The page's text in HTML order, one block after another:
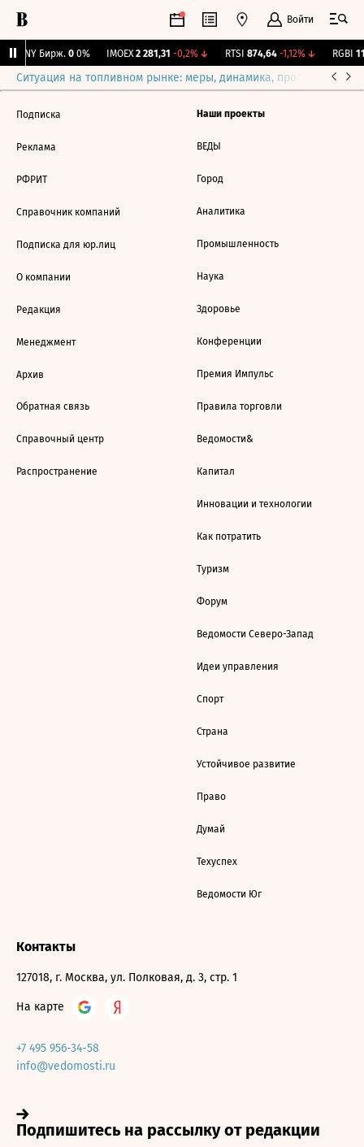
Войти
CNY Бирж. 0 0% IMOEX 2 281,31 -0,2%↓ RTSI 874,64 -1,12%↓ RGBI
Ситуация на топливном рынке: меры, динамика, прогнозы
Подписка
Реклама
РФРИТ
Справочник компаний
Подписка для юр.лиц
О компании
Редакция
Менеджмент
Архив
Обратная связь
Справочный центр
Распространение
Наши проекты
ВЕДЫ
Город
Аналитика
Промышленность
Наука
Здоровье
Конференции
Премия Импульс
Правила торговли
Ведомости&
Капитал
Инновации и технологии
Как потратить
Туризм
Форум
Ведомости Северо-Запад
Идеи управления
Спорт
Страна
Устойчивое развитие
Право
Думай
Техуспех
Ведомости Юг
Контакты
127018, г. Москва, ул. Полковая, д. 3, стр. 1
На карте
+7 495 956-34-58
info@vedomosti.ru